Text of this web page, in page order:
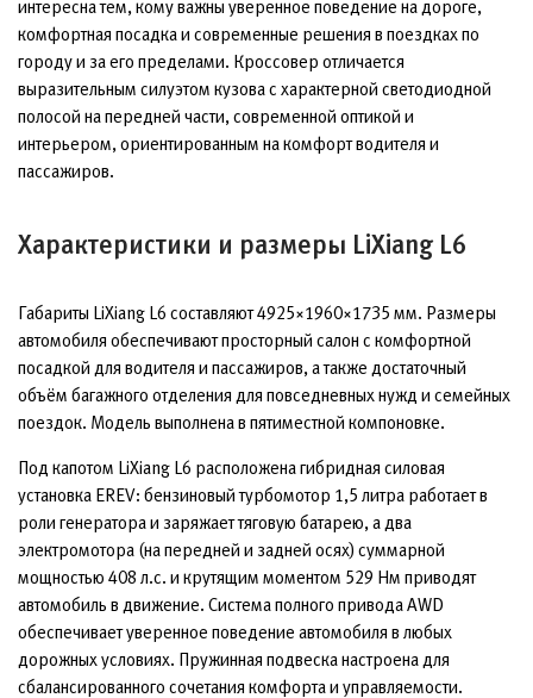
интересна тем, кому важны уверенное поведение на дороге,
комфортная посадка и современные решения в поездках по
городу и за его пределами. Кроссовер отличается
выразительным силуэтом кузова с характерной светодиодной
полосой на передней части, современной оптикой и
интерьером, ориентированным на комфорт водителя и
пассажиров.
Характеристики и размеры LiXiang L6
Габариты LiXiang L6 составляют 4925×1960×1735 мм. Размеры
автомобиля обеспечивают просторный салон с комфортной
посадкой для водителя и пассажиров, а также достаточный
объём багажного отделения для повседневных нужд и семейных
поездок. Модель выполнена в пятиместной компоновке.
Под капотом LiXiang L6 расположена гибридная силовая
установка EREV: бензиновый турбомотор 1,5 литра работает в
роли генератора и заряжает тяговую батарею, а два
электромотора (на передней и задней осях) суммарной
мощностью 408 л.с. и крутящим моментом 529 Нм приводят
автомобиль в движение. Система полного привода AWD
обеспечивает уверенное поведение автомобиля в любых
дорожных условиях. Пружинная подвеска настроена для
сбалансированного сочетания комфорта и управляемости.